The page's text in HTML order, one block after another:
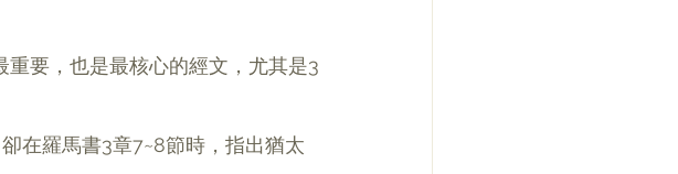
要，也是最核心的經文，尤其是3
在羅馬書3章7~8節時，指出猶太